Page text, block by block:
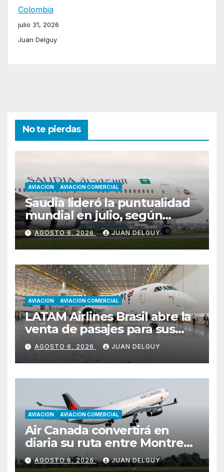
Colombia
julio 31, 2026
Juan Delguy
No te pierdas
AVIACION AVIACION COMERCIAL
Saudia lideró la puntualidad
mundial en julio, según
Cirium
AGOSTO 6, 2026 JUAN DELGUY
AVIACION AVIACION COMERCIAL
LATAM Airlines Brasil abre la
venta de pasajes para sus
nuevos Embraer E195-E2 y
anuncia la expansión de su
red
AGOSTO 6, 2026 JUAN DELGUY
AVIACION AVIACION COMERCIAL
Air Canada convertirá en
diaria su ruta entre Montreal
y Ciudad de Guatemala
desde octubre
AGOSTO 6, 2026 JUAN DELGUY